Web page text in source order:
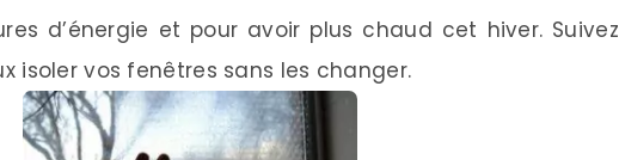
d’énergie et pour avoir plus chaud cet hiver. Suivez
isoler vos fenêtres sans les changer.